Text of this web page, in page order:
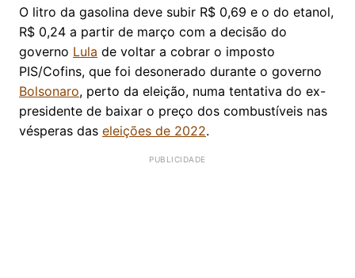
O litro da gasolina deve subir R$ 0,69 e o do etanol,
R$ 0,24 a partir de março com a decisão do
governo Lula de voltar a cobrar o imposto
PIS/Cofins, que foi desonerado durante o governo
Bolsonaro, perto da eleição, numa tentativa do ex-
presidente de baixar o preço dos combustíveis nas
vésperas das eleições de 2022.